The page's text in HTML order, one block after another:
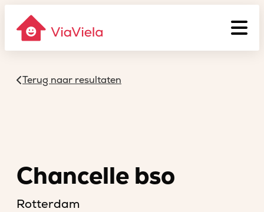
Terug naar resultaten
Chancelle bso
Rotterdam